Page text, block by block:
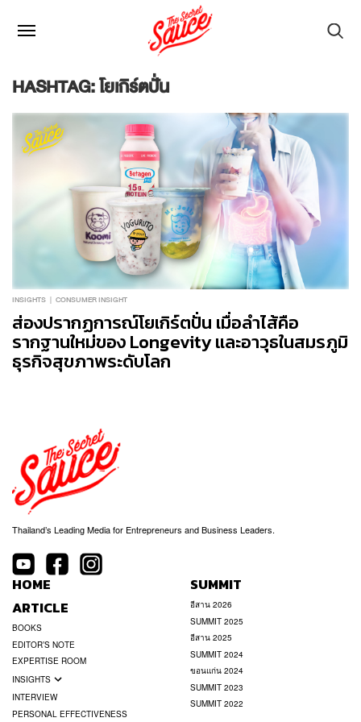
HASHTAG: โยเกิร์ตปั่น
INSIGHTS CONSUMER INSIGHT
ส่องปรากฏการณ์โยเกิร์ตปั่น เมื่อลำไส้คือ
รากฐานใหม่ของ Longevity และอาวุธในสมรภูมิ
ธุรกิจสุขภาพระดับโลก
Thailand’s Leading Media for Entrepreneurs and Business Leaders.
HOME
ARTICLE
BOOKS
EDITOR’S NOTE
EXPERTISE ROOM
INSIGHTS
INTERVIEW
PERSONAL EFFECTIVENESS
SUMMIT
อีสาน 2026
SUMMIT 2025
อีสาน 2025
SUMMIT 2024
ขอนแก่น 2024
SUMMIT 2023
SUMMIT 2022